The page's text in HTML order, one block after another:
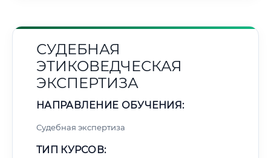
СУДЕБНАЯ
ЭТИКОВЕДЧЕСКАЯ
ЭКСПЕРТИЗА
НАПРАВЛЕНИЕ ОБУЧЕНИЯ:
Судебная экспертиза
ТИП КУРСОВ: